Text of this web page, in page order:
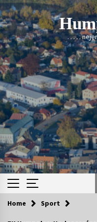
Skip
to
content
. . . . .
Kam za
Home Sport